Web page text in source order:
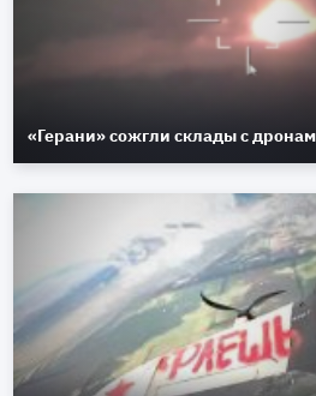
«Герани» сожгли склады с